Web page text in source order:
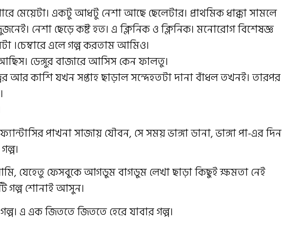
মেয়েটা। একটু আধটু নেশা আছে ছেলেটার। প্রাথমিক ধাক্কা সামলে
নেশা ছেড়ে কষ্ট হত। এ ক্লিনিক ও ক্লিনিক। মনোরোগ বিশেষজ্ঞ
।চেম্বারে এলে গল্প করতাম আমিও।
ডেঙ্গুর বাজারে আসিস কেন ফালতু।
আর কাশি যখন সপ্তাহ ছাড়াল সন্দেহতটা দানা বাঁধল তখনই। তারপর
পাখনা সাজায় যৌবন, সে সময় ভাঙ্গা ডানা, ভাঙ্গা পা-এর দিন
যেহেতু ফেসবুকে আগডুম বাগডুম লেখা ছাড়া কিছুই ক্ষমতা নেই
গল্প শোনাই আসুন।
এ এক জিততে জিততে হেরে যাবার গল্প।